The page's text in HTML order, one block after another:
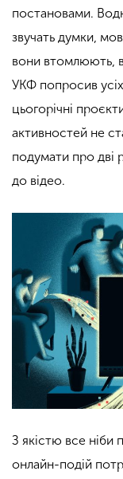
постановами.
звучать думки,
вони втомлюють,
УКФ попросив
цьогорічні
активностей не
подумати про дві
до відео.
З якістю все ніби
онлайн-подій